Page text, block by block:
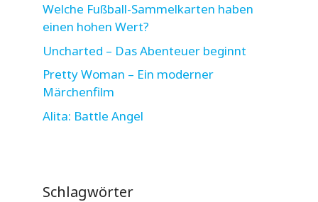
Welche Fußball-Sammelkarten haben
einen hohen Wert?
Uncharted – Das Abenteuer beginnt
Pretty Woman – Ein moderner
Märchenfilm
Alita: Battle Angel
Schlagwörter